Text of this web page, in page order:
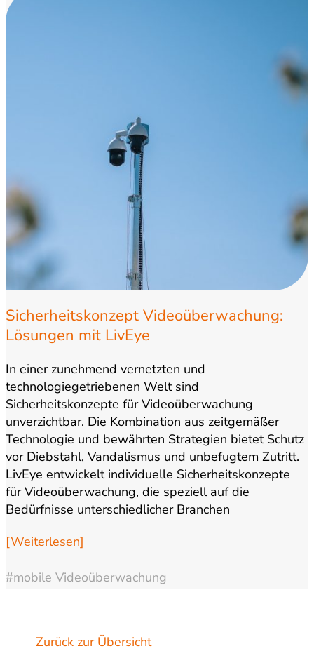
Sicherheitskonzept Videoüberwachung:
Lösungen mit LivEye
In einer zunehmend vernetzten und
technologiegetriebenen Welt sind
Sicherheitskonzepte für Videoüberwachung
unverzichtbar. Die Kombination aus zeitgemäßer
Technologie und bewährten Strategien bietet Schutz
vor Diebstahl, Vandalismus und unbefugtem Zutritt.
LivEye entwickelt individuelle Sicherheitskonzepte
für Videoüberwachung, die speziell auf die
Bedürfnisse unterschiedlicher Branchen
Produktionsstätte in Badem ist das Unternehmen in
[Weiterlesen]
#mobile Videoüberwachung
Zurück zur Übersicht